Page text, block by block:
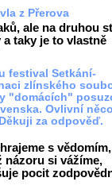
z Přerova
ale na druhou
taky je to vlastně
festival Setkání-
zlínského
"domácích"
Ovlivní
za odpověď.
s
názoru si vážíme,
pocit